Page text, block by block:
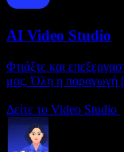
AI Video Studio
Φτιάξτε και
μας. Όλη η παραγωγή
Δείτε το Video Studio